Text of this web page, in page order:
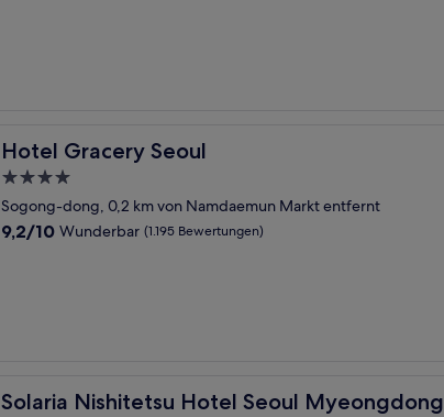
Hotel Gracery Seoul
Hotel Gracery Seoul
4.0-
Sterne-
Unterkunft
Sogong-dong, 0,2 km von Namdaemun Markt entfernt
9.2
9,2/10 Wunderbar (1.195 Bewertungen)
Solaria Nishitetsu Hotel Seoul Myeongdong
Solaria Nishitetsu Hotel Seoul Myeongdong